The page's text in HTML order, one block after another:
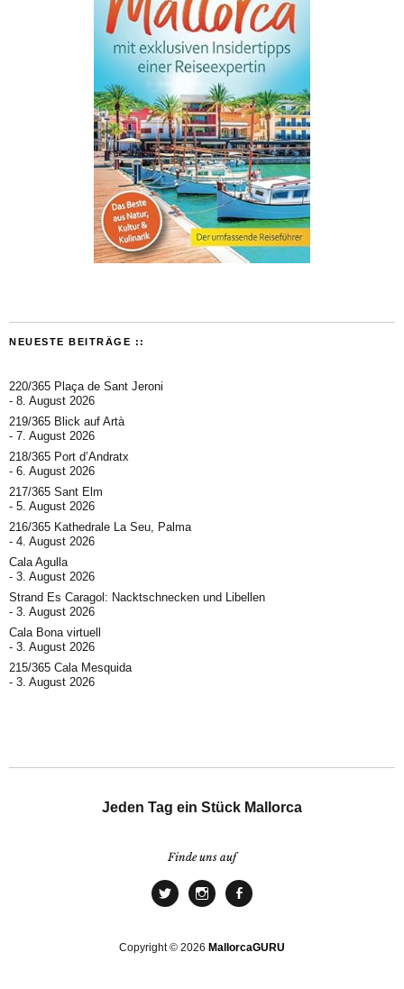
NEUESTE BEITRÄGE ::
220/365 Plaça de Sant Jeroni
8. August 2026
219/365 Blick auf Artà
7. August 2026
218/365 Port d’Andratx
6. August 2026
217/365 Sant Elm
5. August 2026
216/365 Kathedrale La Seu, Palma
4. August 2026
Cala Agulla
3. August 2026
Strand Es Caragol: Nacktschnecken und Libellen
3. August 2026
Cala Bona virtuell
3. August 2026
215/365 Cala Mesquida
3. August 2026
Jeden Tag ein Stück Mallorca
Finde uns auf
Copyright © 2026 MallorcaGURU